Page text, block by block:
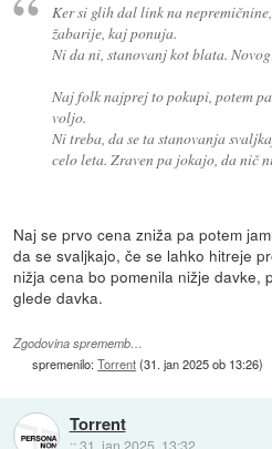
Ker si glih dal link na
žabarije, kaj ponuja.
Ni da ni, stanovanj kot blata.
Naj folk najprej to pokupi, potem
voljo.
Ni treba, da se ta stanovanja
celo leta. Zraven pa jokajo, da nič
Naj se prvo cena zniža pa potem
da se svaljkajo, če se lahko hitreje
nižja cena bo pomenila nižje davke,
glede davka.
Zgodovina sprememb…
spremenilo:Torrent(31. jan 2025 ob 13:26)
Torrent